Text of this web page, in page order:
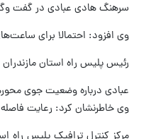
سرهنگ هادی عبادی در گفت
وی افزود: احتمالا برای
رئیس پلیس راه استان
عبادی درباره وضعیت جوی
وی خاطرنشان کرد: رعایت